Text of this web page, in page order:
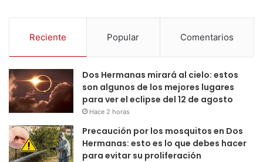
Reciente Popular Comentarios
Dos Hermanas mirará al cielo: estos
son algunos de los mejores lugares
para ver el eclipse del 12 de agosto
Hace 2 horas
Precaución por los mosquitos en Dos
Hermanas: esto es lo que debes hacer
para evitar su proliferación